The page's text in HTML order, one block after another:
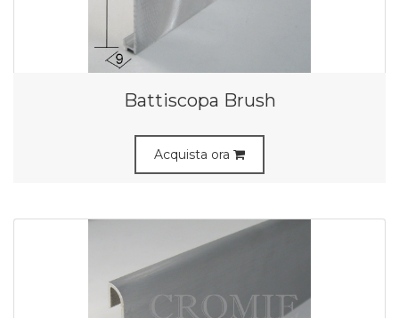
Battiscopa Brush
Acquista ora